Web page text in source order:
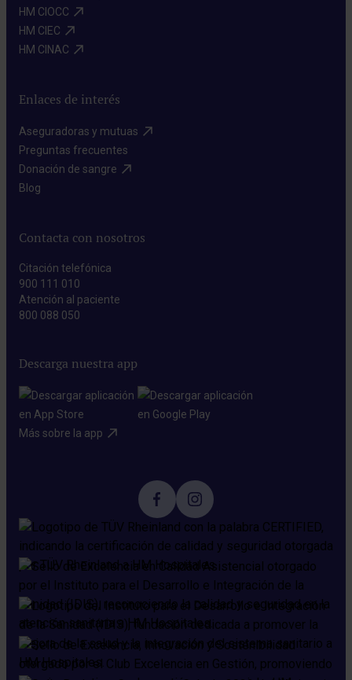
HM CIOCC​
HM CIEC​
HM CINAC​
Enlaces de interés
Aseguradoras y mutuas​
Preguntas frecuentes​
Donación de sangre​
Blog​
Contacta con nosotros
Citación telefónica
900 111 010
Atención al paciente
800 088 050
Descarga nuestra app
Más sobre la app​